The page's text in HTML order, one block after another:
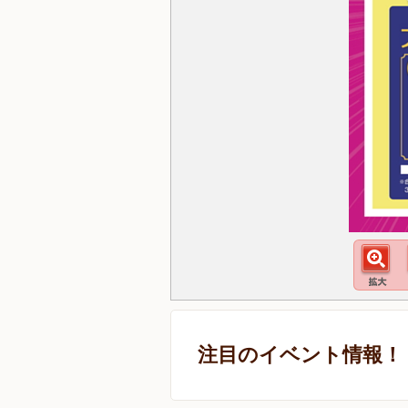
注目のイベント情報！